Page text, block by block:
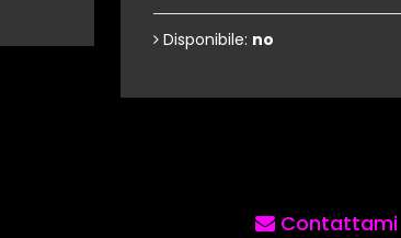
Disponibile: no
Contattami